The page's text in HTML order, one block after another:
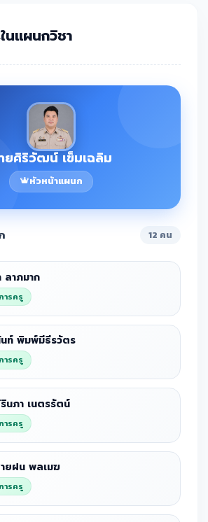
นแผนกวิชา
ยศิริวัฒน์ เข็มเฉลิม
หัวหน้าแผนก
12 คน
ลาภมาก
ารครู
ท์ พิมพ์มีธีรวัตร
ารครู
นภา เนตรรัตน์
ารครู
ยฝน พลเมฆ
ารครู